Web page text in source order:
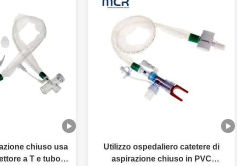
chiuso usa
a T e tubo di
Utilizzo ospedaliero catetere di
aspirazione chiuso in PVC